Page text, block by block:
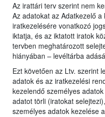
Az irattári terv szerint nem
Az adatokat az Adatkezelő
iratkezelésére vonatkozó
iktatja, és az iktatott iratok
tervben meghatározott
hiányában – levéltárba
Ezt követően az Ltv. szerint
adatok és az iratkezelési
kezelendő személyes
adatot törli (iratokat
személyes adatok kezelése